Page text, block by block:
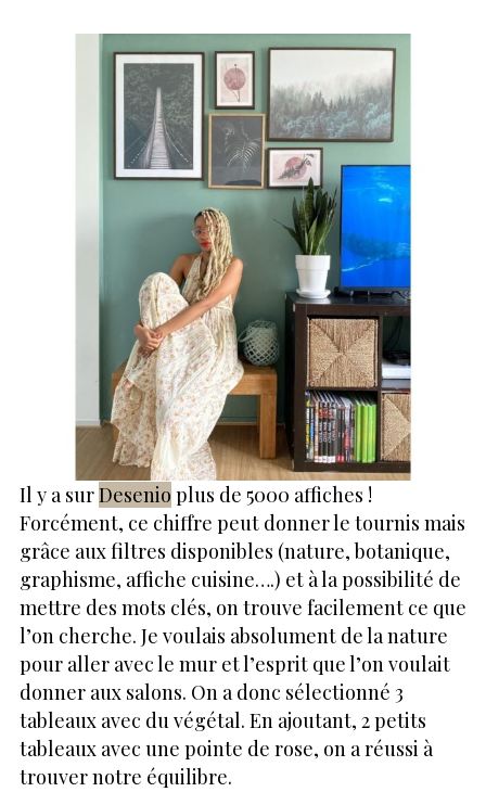
Il y a surDesenio plus de 5000 affiches !
Forcément, ce chiffre peut donner le tournis mais
grâce aux filtres disponibles (nature, botanique,
graphisme, affiche cuisine….) et à la possibilité de
mettre des mots clés, on trouve facilement ce que
l’on cherche. Je voulais absolument de la nature
pour aller avec le mur et l’esprit que l’on voulait
donner aux salons. On a donc sélectionné 3
tableaux avec du végétal. En ajoutant, 2 petits
tableaux avec une pointe de rose, on a réussi à
trouver notre équilibre.